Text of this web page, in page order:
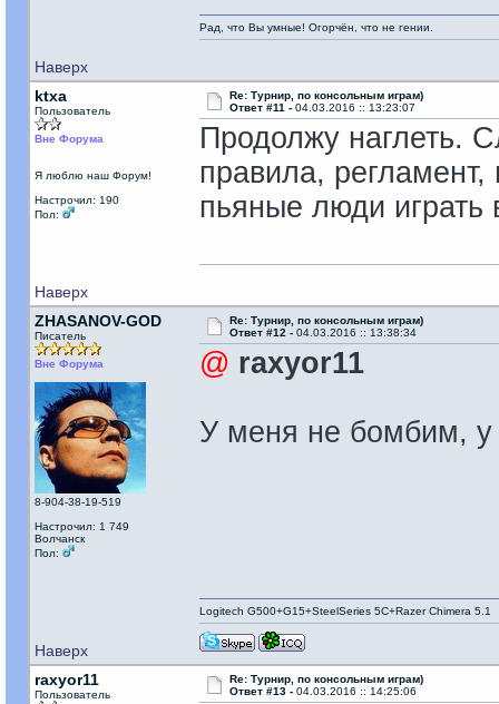
Наверх
Рад, что Вы умные! Огорчён, что не гении.
ktxa
Пользователь
Вне Форума
Я люблю наш Форум!
Настрочил: 190
Пол:
Re: Турнир, по консольным играм)
Ответ #11 - 04.03.2016 :: 13:23:07
Продолжу наглеть.
правила,
пьяные люди играть
Наверх
ZHASANOV-GOD
Писатель
Вне Форума
8-904-38-19-519
Настрочил: 1 749
Волчанск
Пол:
Re: Турнир, по консольным играм)
Ответ #12 - 04.03.2016 :: 13:38:34
@ raxyor11
У меня не бомбим, у
Наверх
Logitech G500+G15+SteelSeries 5C+Razer Chimera 5.1
raxyor11
Пользователь
Re: Турнир, по консольным играм)
Ответ #13 - 04.03.2016 :: 14:25:06